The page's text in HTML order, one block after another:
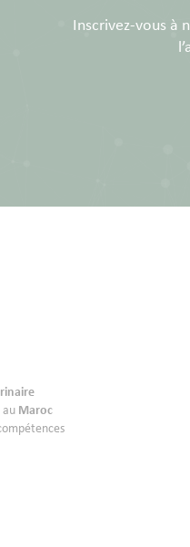
Inscrivez-vous à
Maroc